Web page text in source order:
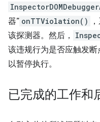
器” onTTViolation()
该探测器。然后，
该违规行为是否应触发
以暂停执行。
已完成的工作和